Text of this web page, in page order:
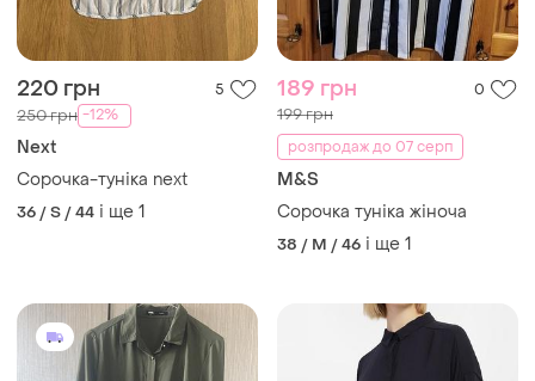
220 грн 5
250 грн -12%
Next
Сорочка-туніка next
36 / S / 44 і ще 1
189 грн 0
199 грн
розпродаж до 07 серп
M&S
Сорочка туніка жіноча
38 / M / 46 і ще 1